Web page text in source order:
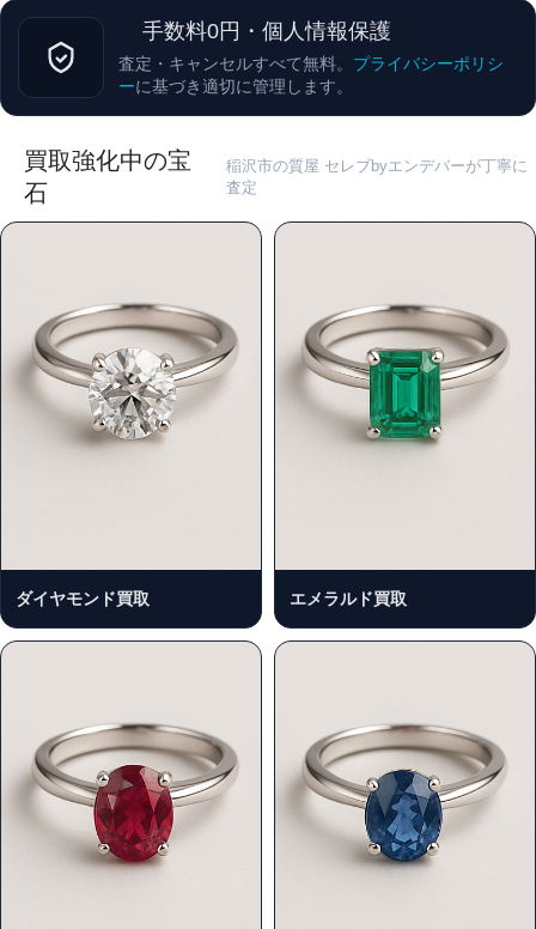
手数料0円・個人情報保護
査定・キャンセルすべて無料。 プライバシーポリシ
ーに基づき適切に管理します。
買取強化中の宝
石
稲沢市の質屋 セレブbyエンデバーが丁寧に
査定
ダイヤモンド買取 エメラルド買取